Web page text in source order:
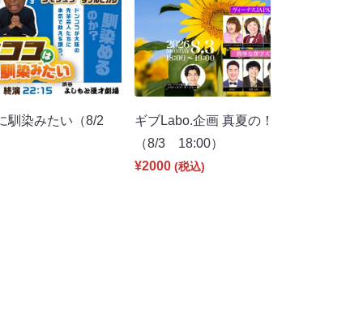
馴染みたい（8/2
ギブLabo.企画 真夏の！大喜利団体戦
（8/3 18:00）
¥2000 (税込)